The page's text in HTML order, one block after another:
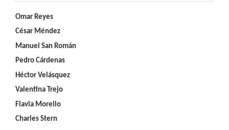
Contenido
principal
del
artículo
Omar Reyes
César Méndez
Manuel San Román
Pedro Cárdenas
Héctor Velásquez
Valentina Trejo
Flavia Morello
Charles Stern